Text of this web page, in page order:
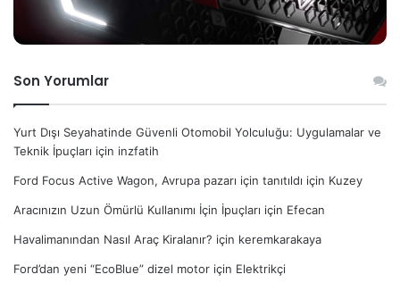
Son Yorumlar
Yurt Dışı Seyahatinde Güvenli Otomobil Yolculuğu: Uygulamalar ve
Teknik İpuçları için inzfatih
Ford Focus Active Wagon, Avrupa pazarı için tanıtıldı için Kuzey
Aracınızın Uzun Ömürlü Kullanımı İçin İpuçları için Efecan
Havalimanından Nasıl Araç Kiralanır? için keremkarakaya
Ford’dan yeni “EcoBlue” dizel motor için Elektrikçi